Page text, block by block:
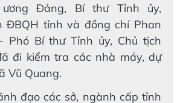
Đảng, Bí thư Tỉnh ủy,
ĐBQH tỉnh và đồng chí Phan
Phó Bí thư Tỉnh ủy, Chủ tịch
đi kiểm tra các nhà máy, dự
Vũ Quang.
đạo các sở, ngành cấp tỉnh